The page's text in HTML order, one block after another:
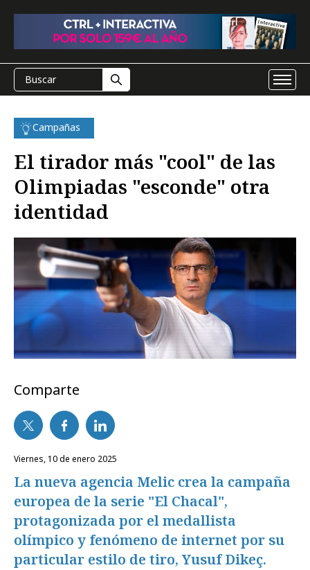
Campañas
El tirador más "cool" de las
Olimpiadas "esconde" otra
identidad
Comparte
viernes, 10 de enero 2025
La nueva agencia Melic crea la campaña
europea de la serie "El Chacal",
protagonizada por el medallista
olímpico y fenómeno de internet por su
particular estilo de tiro, Yusuf Dikeç.